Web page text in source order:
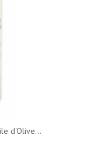
d'Olive...